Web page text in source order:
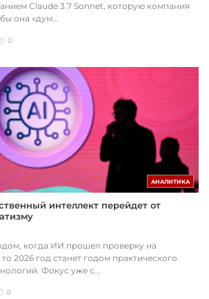
Claude 3.7 Sonnet, которую компания
она «дум...
0
АНАЛИТИКА
интеллект перейдет от
когда ИИ прошел проверку на
2026 год станет годом практического
Фокус уже с...
0